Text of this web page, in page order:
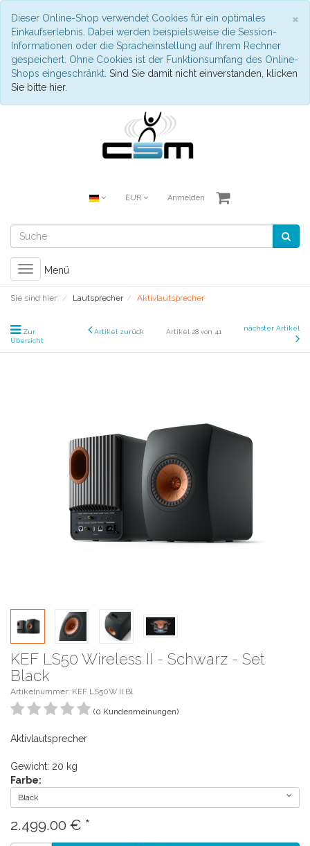
×
Dieser Online-Shop verwendet Cookies für ein optimales
Einkaufserlebnis. Dabei werden beispielsweise die Session-
Informationen oder die Spracheinstellung auf Ihrem Rechner
gespeichert. Ohne Cookies ist der Funktionsumfang des Online-
Shops eingeschränkt. Sind Sie damit nicht einverstanden, klicken
Sie bitte hier.
EUR Anmelden
Toggle
navigation
Menü
Sie sind hier: Lautsprecher Aktivlautsprecher
Zur
Übersicht
Artikel zurück Artikel 28 von 41 nächster Artikel
KEF LS50 Wireless II - Schwarz - Set
Black
Artikelnummer: KEF LS50W II Bl
(0 Kundenmeinungen)
Aktivlautsprecher
Gewicht: 20 kg
Farbe:
Black
2.499.00 € *